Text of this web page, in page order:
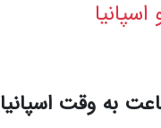
به وقت اسپانیا